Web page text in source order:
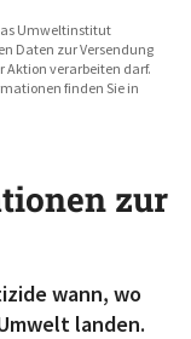
Umweltinstitut
Daten zur Versendung
Aktion verarbeiten darf.
finden Sie in
zur
wann, wo
landen.